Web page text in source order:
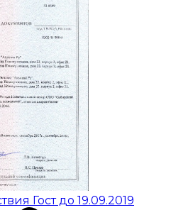
Гост до 19.09.2019